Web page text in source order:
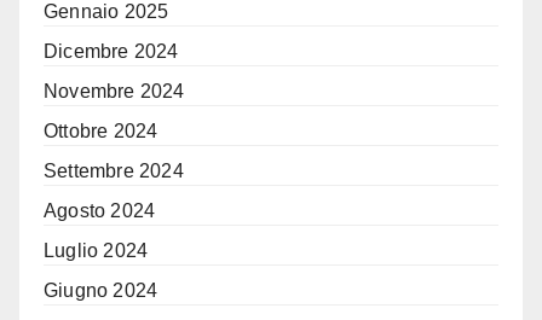
Gennaio 2025
Dicembre 2024
Novembre 2024
Ottobre 2024
Settembre 2024
Agosto 2024
Luglio 2024
Giugno 2024